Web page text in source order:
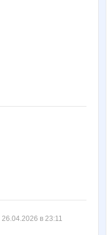
26.04.2026 в 23:11